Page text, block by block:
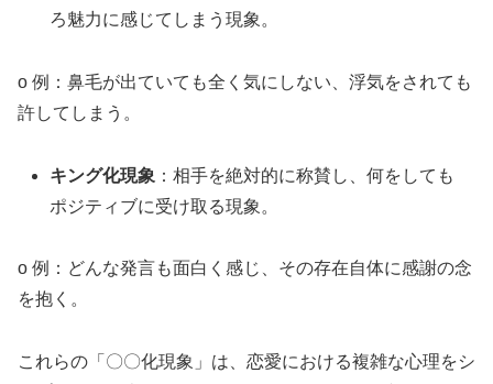
ろ魅力に感じてしまう現象。
o 例：鼻毛が出ていても全く気にしない、浮気をされても
許してしまう。
キング化現象 ：相手を絶対的に称賛し、何をしても
ポジティブに受け取る現象。
o 例：どんな発言も面白く感じ、その存在自体に感謝の念
を抱く。
これらの「〇〇化現象」は、恋愛における複雑な心理をシ